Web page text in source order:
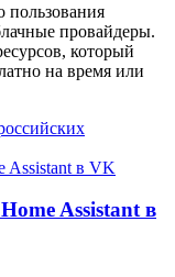
пользования
провайдеры.
который
на время или
Assistant в